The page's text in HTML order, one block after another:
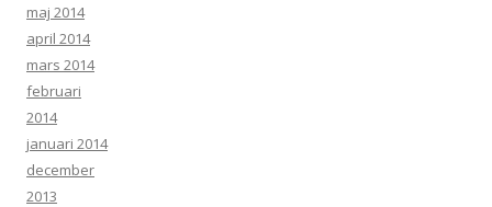
maj 2014
april 2014
mars 2014
februari
2014
januari 2014
december
2013